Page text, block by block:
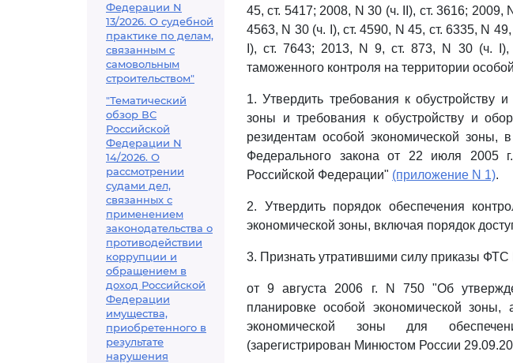
Федерации N
13/2026. О судебной
практике по делам,
связанным с
самовольным
строительством"
"Тематический
обзор ВС
Российской
Федерации N
14/2026. О
рассмотрении
судами дел,
связанных с
применением
законодательства о
противодействии
коррупции и
обращением в
доход Российской
Федерации
имущества,
приобретенного в
результате
нарушения
45, ст. 5417; 2008, N 30 (ч. II), ст. 3616; 2009,
4563, N 30 (ч. I), ст. 4590, N 45, ст. 6335, N
I), ст. 7643; 2013, N 9, ст. 873, N 30 (ч.
таможенного контроля на территории
1. Утвердить требования к обустройству
зоны и требования к обустройству и
резидентам особой экономической зоны,
Федерального закона от 22 июля 2005
Российской Федерации" (приложение N 1).
2. Утвердить порядок обеспечения
экономической зоны, включая порядок
3. Признать утратившими силу приказы ФТС
от 9 августа 2006 г. N 750 "Об
планировке особой экономической
экономической зоны для
(зарегистрирован Минюстом России